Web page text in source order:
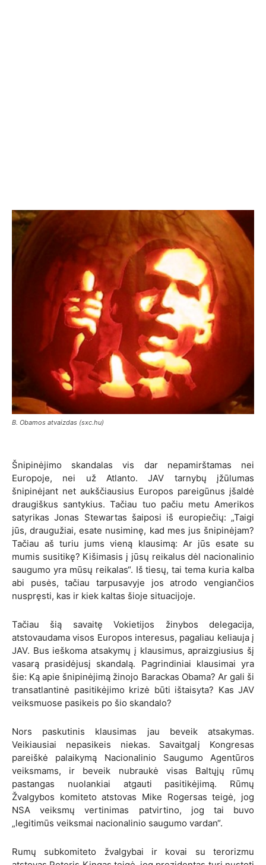
B. Obamos atvaizdas (sxc.hu)
Šnipinėjimo skandalas vis dar nepamirštamas nei
Europoje, nei už Atlanto. JAV tarnybų įžūlumas
šnipinėjant net aukščiausius Europos pareigūnus įšaldė
draugiškus santykius. Tačiau tuo pačiu metu Amerikos
satyrikas Jonas Stewartas šaiposi iš europiečių: „Taigi
jūs, draugužiai, esate nusiminę, kad mes jus šnipinėjam?
Tačiau aš turiu jums vieną klausimą: Ar jūs esate su
mumis susitikę? Kišimasis į jūsų reikalus dėl nacionalinio
saugumo yra mūsų reikalas“. Iš tiesų, tai tema kuria kalba
abi pusės, tačiau tarpusavyje jos atrodo vengiančios
nuspręsti, kas ir kiek kaltas šioje situacijoje.
Tačiau šią savaitę Vokietijos žinybos delegacija,
atstovaudama visos Europos interesus, pagaliau keliauja į
JAV. Bus ieškoma atsakymų į klausimus, apraizgiusius šį
vasarą prasidėjusį skandalą.
Pagrindiniai klausimai yra
šie: Ką apie šnipinėjimą žinojo Barackas Obama? Ar gali ši
transatlantinė pasitikėjimo krizė būti ištaisyta? Kas JAV
veiksmuose pasikeis po šio skandalo?
Nors paskutinis klausimas jau beveik atsakymas.
Veikiausiai nepasikeis niekas. Savaitgalį Kongresas
pareiškė palaikymą Nacionalinio Saugumo Agentūros
veiksmams, ir beveik nubraukė visas Baltųjų rūmų
pastangas nuolankiai atgauti pasitikėjimą. Rūmų
Žvalgybos komiteto atstovas Mike Rogersas teigė, jog
NSA veiksmų vertinimas patvirtino, jog tai buvo
„legitimūs veiksmai nacionalinio saugumo vardan“.
Rumų subkomiteto žvalgybai ir kovai su terorizmu